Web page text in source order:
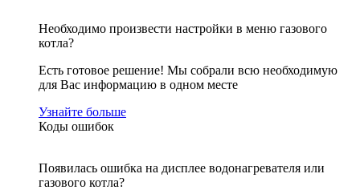
Необходимо произвести настройки в меню газового
котла?
Есть готовое решение! Мы собрали всю необходимую
для Вас информацию в одном месте
Узнайте больше
Коды ошибок
Появилась ошибка на дисплее водонагревателя или
газового котла?